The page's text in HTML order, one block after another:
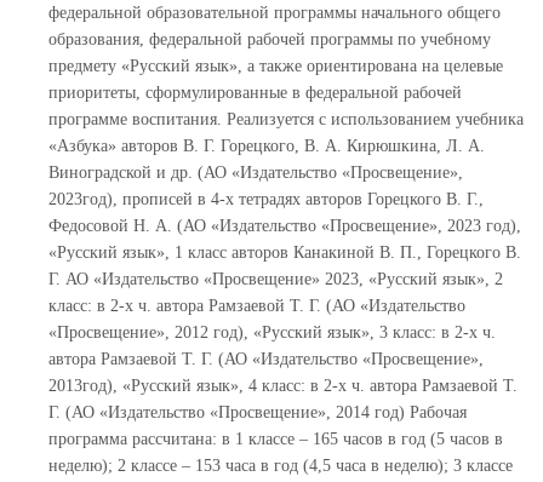
федеральной образовательной программы начального общего
образования, федеральной рабочей программы по учебному
предмету «Русский язык», а также ориентирована на целевые
приоритеты, сформулированные в федеральной рабочей
программе воспитания. Реализуется с использованием учебника
«Азбука» авторов В. Г. Горецкого, В. А. Кирюшкина, Л. А.
Виноградской и др. (АО «Издательство «Просвещение»,
2023год), прописей в 4-х тетрадях авторов Горецкого В. Г.,
Федосовой Н. А. (АО «Издательство «Просвещение», 2023 год),
«Русский язык», 1 класс авторов Канакиной В. П., Горецкого В.
Г. АО «Издательство «Просвещение» 2023, «Русский язык», 2
класс: в 2-х ч. автора Рамзаевой Т. Г. (АО «Издательство
«Просвещение», 2012 год), «Русский язык», 3 класс: в 2-х ч.
автора Рамзаевой Т. Г. (АО «Издательство «Просвещение»,
2013год), «Русский язык», 4 класс: в 2-х ч. автора Рамзаевой Т.
Г. (АО «Издательство «Просвещение», 2014 год) Рабочая
программа рассчитана: в 1 классе – 165 часов в год (5 часов в
неделю); 2 классе – 153 часа в год (4,5 часа в неделю); 3 классе